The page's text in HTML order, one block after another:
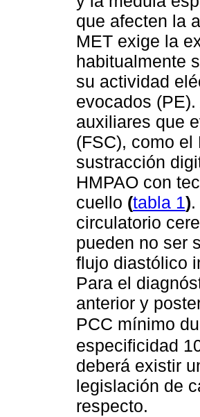
que afecten la
MET exige la
habitualmente
su actividad
evocados
auxiliares que
(FSC), como el
sustracción
HMPAO con
cuello (tabla 1)
circulatorio
pueden no ser
flujo diastólico
Para el
anterior y
PCC mínimo
especificidad
deberá existir
legislación de
respecto.